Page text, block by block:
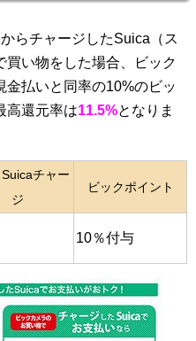
らチャージしたSuica（ス
買い物をした場合、ビック
金払いと同率の10%のビッ
高還元率は11.5%となりま
チャー
ジ
ビックポイント
10％付与